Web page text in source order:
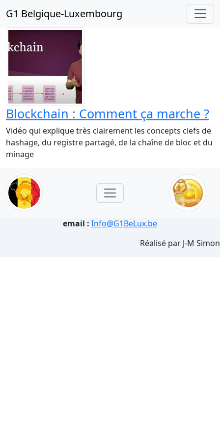
G1 Belgique-Luxembourg
Blockchain : Comment ça marche ?
Vidéo qui explique très clairement les concepts clefs de
hashage, du registre partagé, de la chaîne de bloc et du
minage
email : Info@G1BeLux.be
Réalisé par J-M Simon